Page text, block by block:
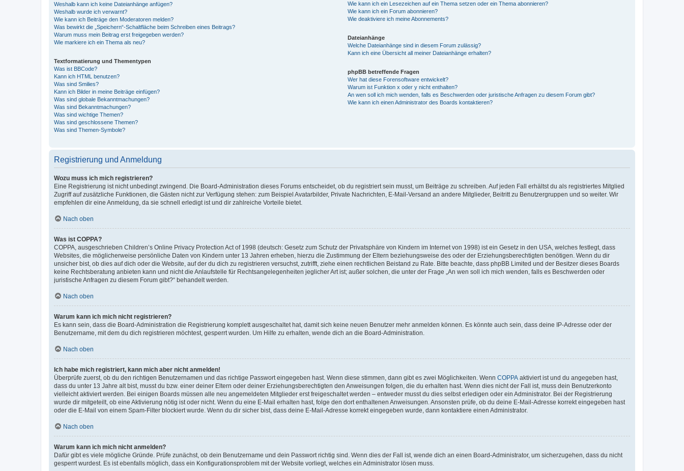
Weshalb kann ich keine Dateianhänge anfügen?
Weshalb wurde ich verwarnt?
Wie kann ich Beiträge den Moderatoren melden?
Was bewirkt die „Speichern“-Schaltfläche beim Schreiben eines Beitrags?
Warum muss mein Beitrag erst freigegeben werden?
Wie markiere ich ein Thema als neu?
Textformatierung und Thementypen
Was ist BBCode?
Kann ich HTML benutzen?
Was sind Smilies?
Kann ich Bilder in meine Beiträge einfügen?
Was sind globale Bekanntmachungen?
Was sind Bekanntmachungen?
Was sind wichtige Themen?
Was sind geschlossene Themen?
Was sind Themen-Symbole?
Wie kann ich ein Lesezeichen auf ein Thema setzen oder ein Thema abonnieren?
Wie kann ich ein Forum abonnieren?
Wie deaktiviere ich meine Abonnements?
Dateianhänge
Welche Dateianhänge sind in diesem Forum zulässig?
Kann ich eine Übersicht all meiner Dateianhänge erhalten?
phpBB betreffende Fragen
Wer hat diese Forensoftware entwickelt?
Warum ist Funktion x oder y nicht enthalten?
An wen soll ich mich wenden, falls es Beschwerden oder juristische Anfragen zu diesem Forum gibt?
Wie kann ich einen Administrator des Boards kontaktieren?
Registrierung und Anmeldung
Wozu muss ich mich registrieren?
Eine Registrierung ist nicht unbedingt zwingend. Die Board-Administration dieses Forums entscheidet, ob du registriert sein musst, um Beiträge zu schreiben. Auf jeden Fall erhältst du als registriertes Mitglied
Zugriff auf zusätzliche Funktionen, die Gästen nicht zur Verfügung stehen: zum Beispiel Avatarbilder, Private Nachrichten, E-Mail-Versand an andere Mitglieder, Beitritt zu Benutzergruppen und so weiter. Wir
empfehlen dir eine Anmeldung, da sie schnell erledigt ist und dir zahlreiche Vorteile bietet.
Nach oben
Was ist COPPA?
COPPA, ausgeschrieben Children’s Online Privacy Protection Act of 1998 (deutsch: Gesetz zum Schutz der Privatsphäre von Kindern im Internet von 1998) ist ein Gesetz in den USA, welches festlegt, dass
Websites, die möglicherweise persönliche Daten von Kindern unter 13 Jahren erheben, hierzu die Zustimmung der Eltern beziehungsweise des oder der Erziehungsberechtigten benötigen. Wenn du dir
unsicher bist, ob dies auf dich oder die Website, auf der du dich zu registrieren versuchst, zutrifft, ziehe einen rechtlichen Beistand zu Rate. Bitte beachte, dass phpBB Limited und der Besitzer dieses Boards
keine Rechtsberatung anbieten kann und nicht die Anlaufstelle für Rechtsangelegenheiten jeglicher Art ist; außer solchen, die unter der Frage „An wen soll ich mich wenden, falls es Beschwerden oder
juristische Anfragen zu diesem Forum gibt?“ behandelt werden.
Nach oben
Warum kann ich mich nicht registrieren?
Es kann sein, dass die Board-Administration die Registrierung komplett ausgeschaltet hat, damit sich keine neuen Benutzer mehr anmelden können. Es könnte auch sein, dass deine IP-Adresse oder der
Benutzername, mit dem du dich registrieren möchtest, gesperrt wurden. Um Hilfe zu erhalten, wende dich an die Board-Administration.
Nach oben
Ich habe mich registriert, kann mich aber nicht anmelden!
Überprüfe zuerst, ob du den richtigen Benutzernamen und das richtige Passwort eingegeben hast. Wenn diese stimmen, dann gibt es zwei Möglichkeiten. Wenn COPPA aktiviert ist und du angegeben hast,
dass du unter 13 Jahre alt bist, musst du bzw. einer deiner Eltern oder deiner Erziehungsberechtigten den Anweisungen folgen, die du erhalten hast. Wenn dies nicht der Fall ist, muss dein Benutzerkonto
vielleicht aktiviert werden. Bei einigen Boards müssen alle neu angemeldeten Mitglieder erst freigeschaltet werden – entweder musst du dies selbst erledigen oder ein Administrator. Bei der Registrierung
wurde dir mitgeteilt, ob eine Aktivierung nötig ist oder nicht. Wenn du eine E-Mail erhalten hast, folge den dort enthaltenen Anweisungen. Ansonsten prüfe, ob du deine E-Mail-Adresse korrekt eingegeben hast
oder die E-Mail von einem Spam-Filter blockiert wurde. Wenn du dir sicher bist, dass deine E-Mail-Adresse korrekt eingegeben wurde, dann kontaktiere einen Administrator.
Nach oben
Warum kann ich mich nicht anmelden?
Dafür gibt es viele mögliche Gründe. Prüfe zunächst, ob dein Benutzername und dein Passwort richtig sind. Wenn dies der Fall ist, wende dich an einen Board-Administrator, um sicherzugehen, dass du nicht
gesperrt wurdest. Es ist ebenfalls möglich, dass ein Konfigurationsproblem mit der Website vorliegt, welches ein Administrator lösen muss.